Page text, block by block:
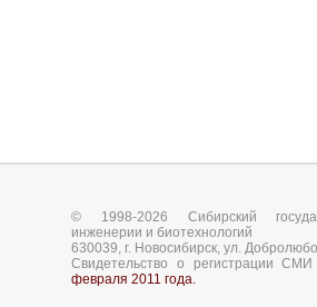
© 1998-2026 Сибирский
инженерии и биотехнологий
630039, г. Новосибирск, ул.
Свидетельство о регистрации
февраля 2011 года.